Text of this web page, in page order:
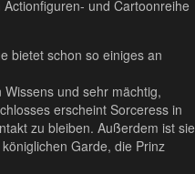
und Cartoonreihe
bietet schon so einiges an
und sehr mächtig,
erscheint Sorceress in
zu bleiben. Außerdem ist sie
Garde, die Prinz